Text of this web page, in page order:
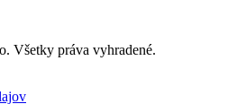
Všetky práva vyhradené.